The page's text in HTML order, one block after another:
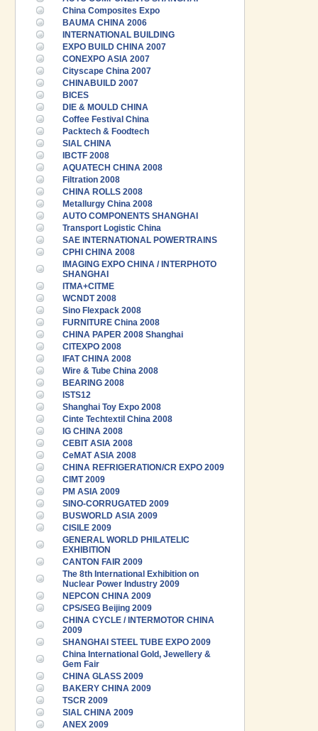
China Composites Expo
BAUMA CHINA 2006
INTERNATIONAL BUILDING
EXPO BUILD CHINA 2007
CONEXPO ASIA 2007
Cityscape China 2007
CHINABUILD 2007
BICES
DIE & MOULD CHINA
Coffee Festival China
Packtech & Foodtech
SIAL CHINA
IBCTF 2008
AQUATECH CHINA 2008
Filtration 2008
CHINA ROLLS 2008
Metallurgy China 2008
AUTO COMPONENTS SHANGHAI
Transport Logistic China
SAE INTERNATIONAL POWERTRAINS
CPHI CHINA 2008
IMAGING EXPO CHINA / INTERPHOTO
SHANGHAI
ITMA+CITME
WCNDT 2008
Sino Flexpack 2008
FURNITURE China 2008
CHINA PAPER 2008 Shanghai
CITEXPO 2008
IFAT CHINA 2008
Wire & Tube China 2008
BEARING 2008
ISTS12
Shanghai Toy Expo 2008
Cinte Techtextil China 2008
IG CHINA 2008
CEBIT ASIA 2008
CeMAT ASIA 2008
CHINA REFRIGERATION/CR EXPO 2009
CIMT 2009
PM ASIA 2009
SINO-CORRUGATED 2009
BUSWORLD ASIA 2009
CISILE 2009
GENERAL WORLD PHILATELIC
EXHIBITION
CANTON FAIR 2009
The 8th International Exhibition on
Nuclear Power Industry 2009
NEPCON CHINA 2009
CPS/SEG Beijing 2009
CHINA CYCLE / INTERMOTOR CHINA
2009
SHANGHAI STEEL TUBE EXPO 2009
China International Gold, Jewellery &
Gem Fair
CHINA GLASS 2009
BAKERY CHINA 2009
TSCR 2009
SIAL CHINA 2009
ANEX 2009